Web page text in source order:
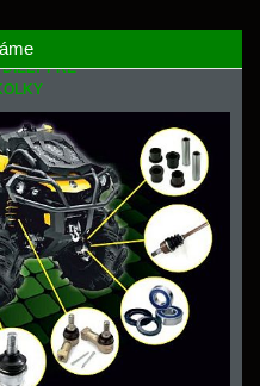
PRE